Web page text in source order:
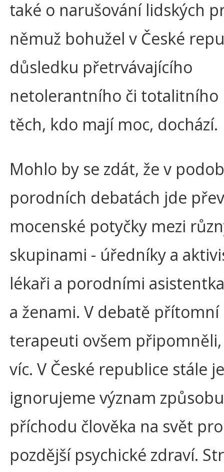
také o narušování lidských
němuž bohužel v České
důsledku přetrvávajícího
netolerantního či totalitního
těch, kdo mají moc, dochází.
Mohlo by se zdát, že v
porodních debatách jde
mocenské potyčky mezi
skupinami - úředníky a
lékaři a porodními
a ženami. V debatě přítomní
terapeuti ovšem připomněli,
víc. V České republice stále
ignorujeme význam způsobu
příchodu člověka na svět
pozdější psychické zdraví.